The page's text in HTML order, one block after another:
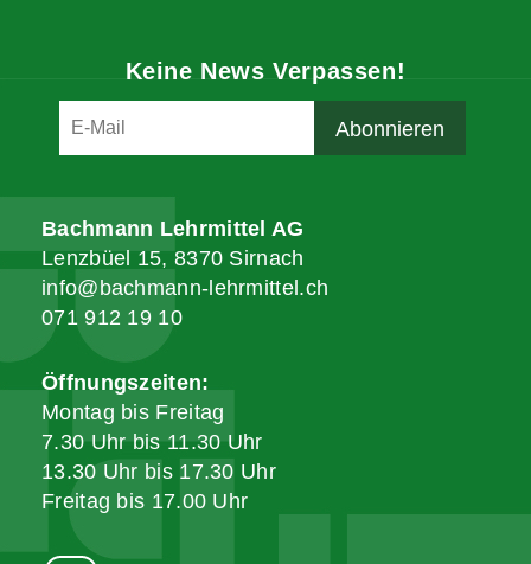
Keine News Verpassen!
Bachmann Lehrmittel AG
Lenzbüel 15, 8370 Sirnach
info@bachmann-lehrmittel.ch
071 912 19 10
Öffnungszeiten:
Montag bis Freitag
7.30 Uhr bis 11.30 Uhr
13.30 Uhr bis 17.30 Uhr
Freitag bis 17.00 Uhr